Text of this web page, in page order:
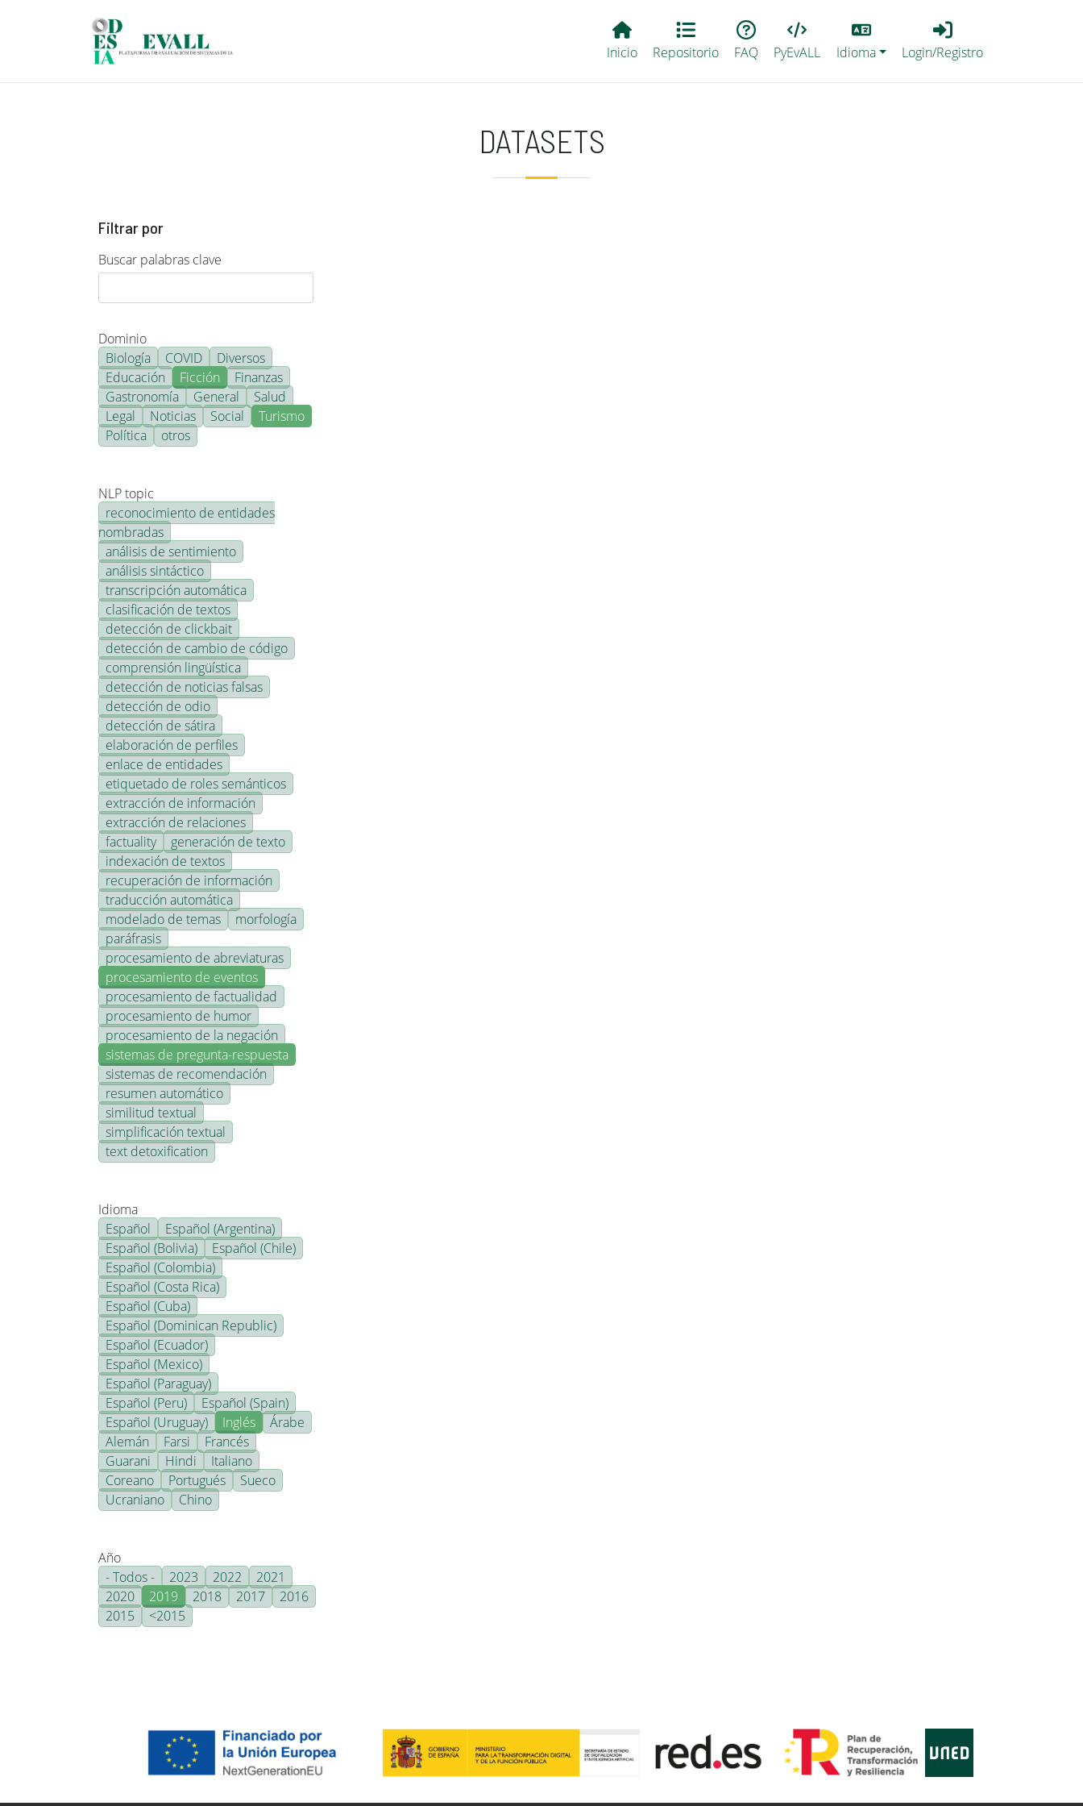
Main EvALL
Inicio Repositorio FAQ PyEvALL
Lang
Idioma
Login_Registro
Login/Registro
DATASETS
Filtrar por
Buscar palabras clave
Dominio
Biología
COVID
Diversos
Educación
Ficción
Finanzas
Gastronomía
General
Salud
Legal
Noticias Social
Turismo
Política
otros
NLP topic
reconocimiento de entidades
nombradas
análisis de sentimiento
análisis sintáctico
transcripción automática
clasificación de textos
detección de clickbait
detección de cambio de código
comprensión lingüística
detección de noticias falsas
detección de odio
detección de sátira
elaboración de perfiles
enlace de entidades
etiquetado de roles semánticos
extracción de información
extracción de relaciones
factuality
generación de texto
indexación de textos
recuperación de información
traducción automática
modelado de temas
morfología
paráfrasis
procesamiento de abreviaturas
procesamiento de eventos
procesamiento de factualidad
procesamiento de humor
procesamiento de la negación
sistemas de pregunta-respuesta
sistemas de recomendación
resumen automático
similitud textual
simplificación textual
text detoxification
Idioma
Español
Español (Argentina)
Español (Bolivia)
Español (Chile)
Español (Colombia)
Español (Costa Rica)
Español (Cuba)
Español (Dominican Republic)
Español (Ecuador)
Español (Mexico)
Español (Paraguay)
Español (Peru)
Español (Spain)
Español (Uruguay)
Inglés
Árabe
Alemán
Farsi
Francés
Guarani
Hindi
Italiano
Coreano
Portugués
Sueco
Ucraniano
Chino
Año
- Todos -
2023 2022
2021
2020
2019 2018 2017
2016
2015
<2015